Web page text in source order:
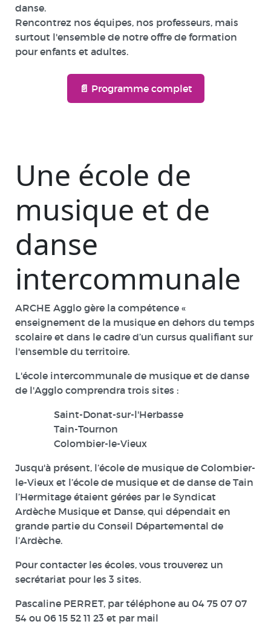
danse.
Rencontrez nos équipes, nos professeurs, mais
surtout l'ensemble de notre offre de formation
pour enfants et adultes.
📄 Programme complet
Une école de
musique et de
danse
intercommunale
ARCHE Agglo gère la compétence «
enseignement de la musique en dehors du temps
scolaire et dans le cadre d’un cursus qualifiant sur
l'ensemble du territoire.
L'école intercommunale de musique et de danse
de l'Agglo comprendra trois sites :
Saint-Donat-sur-l'Herbasse
Tain-Tournon
Colombier-le-Vieux
Jusqu'à présent, l’école de musique de Colombier-
le-Vieux et l’école de musique et de danse de Tain
l’Hermitage étaient gérées par le Syndicat
Ardèche Musique et Danse, qui dépendait en
grande partie du Conseil Départemental de
l’Ardèche.
Pour contacter les écoles, vous trouverez un
secrétariat pour les 3 sites.
Pascaline PERRET, par téléphone au 04 75 07 07
54 ou 06 15 52 11 23 et par mail